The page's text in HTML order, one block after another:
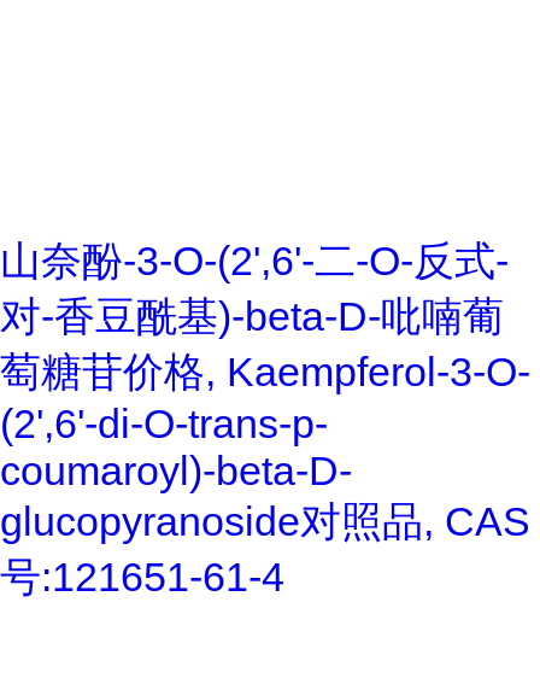
山奈酚-3-O-(2',6'-二-O-反式-
对-香豆酰基)-beta-D-吡喃葡
萄糖苷价格, Kaempferol-3-O-
(2',6'-di-O-trans-p-
coumaroyl)-beta-D-
glucopyranoside对照品, CAS
号:121651-61-4